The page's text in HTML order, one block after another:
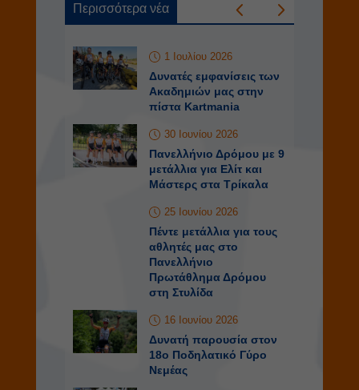
Περισσότερα νέα
1 Ιουλίου 2026
Δυνατές εμφανίσεις των
Ακαδημιών μας στην
πίστα Kartmania
30 Ιουνίου 2026
Πανελλήνιο Δρόμου με 9
μετάλλια για Ελίτ και
Μάστερς στα Τρίκαλα
25 Ιουνίου 2026
Πέντε μετάλλια για τους
αθλητές μας στο
Πανελλήνιο
Πρωτάθλημα Δρόμου
στη Στυλίδα
16 Ιουνίου 2026
Δυνατή παρουσία στον
18ο Ποδηλατικό Γύρο
Νεμέας